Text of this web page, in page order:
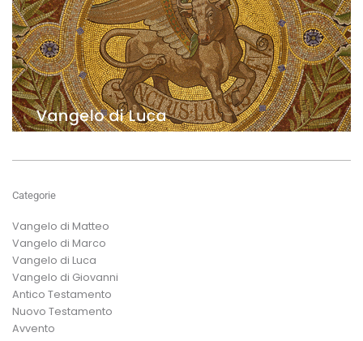
Categorie
Vangelo di Matteo
Vangelo di Marco
Vangelo di Luca
Vangelo di Giovanni
Antico Testamento
Nuovo Testamento
Avvento